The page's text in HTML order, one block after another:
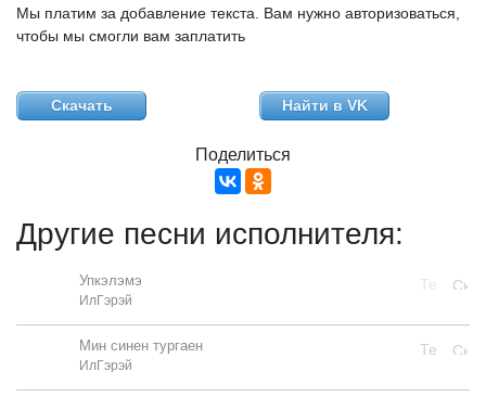
Мы платим за добавление текста. Вам нужно авторизоваться,
чтобы мы смогли вам заплатить
Скачать Найти в VK
Поделиться
Другие песни исполнителя:
Упкэлэмэ
ИлГэрэй
Мин синен тургаен
ИлГэрэй